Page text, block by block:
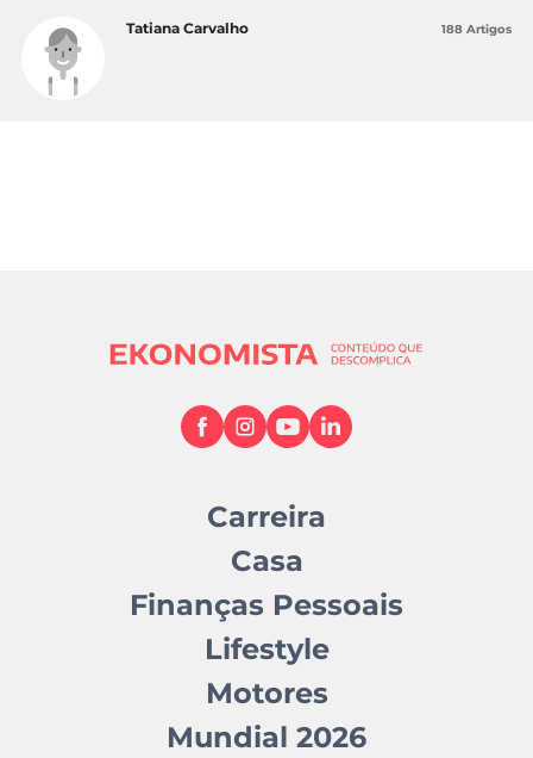
Tatiana Carvalho 188 Artigos
Carreira
Casa
Finanças Pessoais
Lifestyle
Motores
Mundial 2026